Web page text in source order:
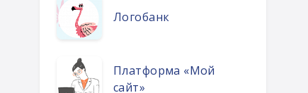
Логобанк
Платформа «Мой
сайт»